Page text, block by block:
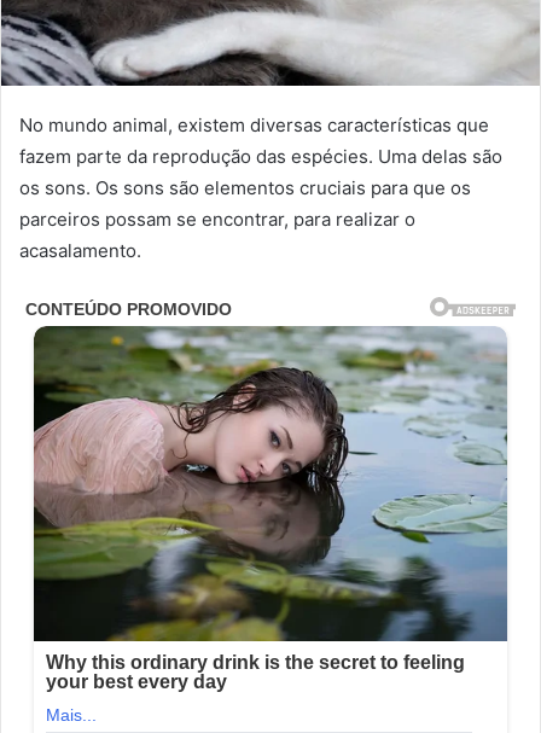
No mundo animal, existem diversas características que
fazem parte da reprodução das espécies. Uma delas são
os sons. Os sons são elementos cruciais para que os
parceiros possam se encontrar, para realizar o
acasalamento.